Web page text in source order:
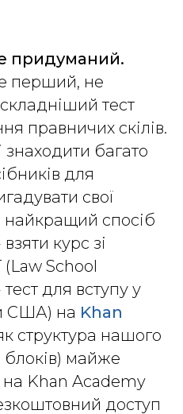
придуманий.
перший, не
тест
правничих скілів.
багато
для
свої
найкращий спосіб
курс зі
(Law School
для вступу у
США) на Khan
структура нашого
блоків) майже
на Khan Academy
доступ